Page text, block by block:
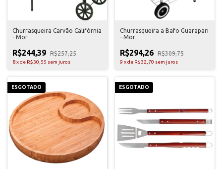
Churrasqueira Carvão Califórnia
- Mor
R$244,39 R$257,25
8xde R$30,55 sem juros
Churrasqueira a Bafo Guarapari
- Mor
R$294,26 R$309,75
9 xde R$32,70 sem juros
ESGOTADO ESGOTADO